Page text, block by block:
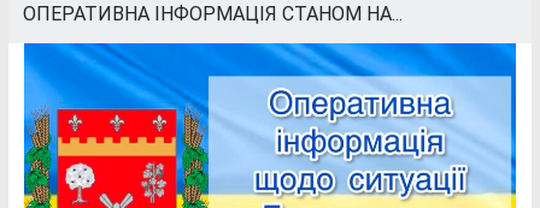
ОПЕРАТИВНА ІНФОРМАЦІЯ СТАНОМ НА...